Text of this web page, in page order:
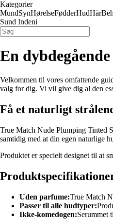
Kategorier
MundSynHørelseFødderHudHår
Sund Indeni
En
Velkommen til vores omfattende
valg for dig. Vi vil give dig al den
Få et naturligt
True Match Nude Plumping Tinted
samtidig med at din egen naturlige
Produktet er specielt designet til at
Uden parfume:True Match
Passer til alle hudtyper:
Ikke-komedogen:Serummet